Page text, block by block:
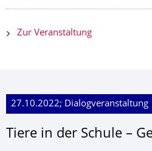
Zur Veranstaltung
27.10.2022; Dialogveranstaltung
Tiere in der Schule –